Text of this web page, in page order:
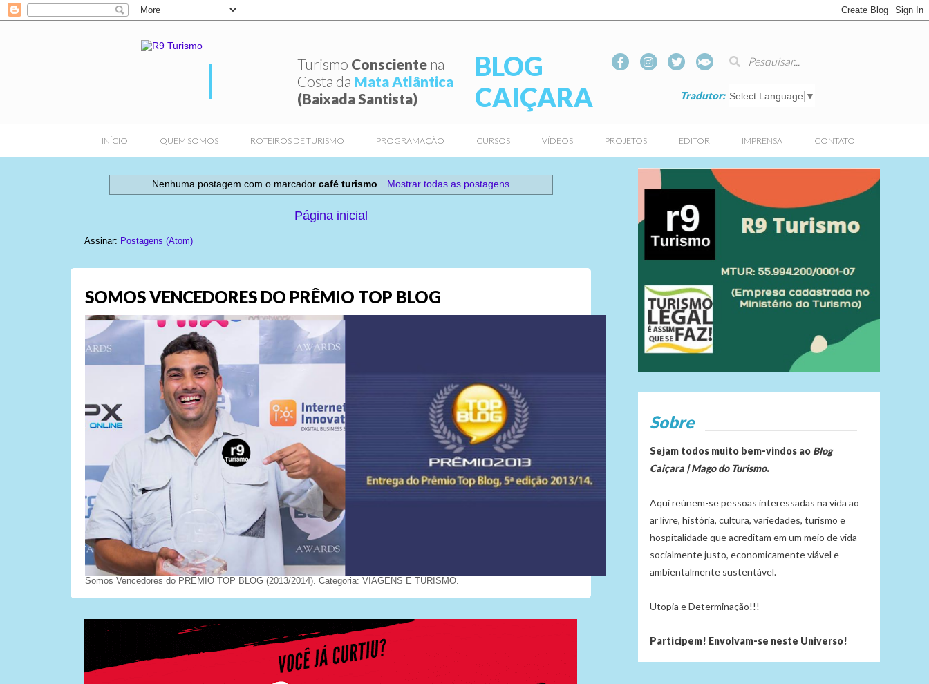
Turismo Consciente na
Costa da Mata Atlântica
(Baixada Santista)
BLOG
CAIÇARA
Select Language ▼
Tradutor:
INÍCIO QUEM SOMOS ROTEIROS DE TURISMO PROGRAMAÇÃO CURSOS VÍDEOS PROJETOS EDITOR IMPRENSA CONTATO
Nenhuma postagem com o marcadorcafé turismo Mostrar todas as postagens
Página inicial
Assinar: Postagens (Atom)
SOMOS VENCEDORES DO PRÊMIO TOP BLOG
Somos Vencedores do PRÊMIO TOP BLOG (2013/2014). Categoria: VIAGENS E TURISMO.
Sobre
Sejam todos muito bem-vindos ao Blog
Caiçara | Mago do Turismo.
Aqui reúnem-se pessoas interessadas na vida ao
ar livre, história, cultura, variedades, turismo e
hospitalidade que acreditam em um meio de vida
socialmente justo, economicamente viável e
ambientalmente sustentável.
Utopia e Determinação!!!
Participem! Envolvam-se neste Universo!